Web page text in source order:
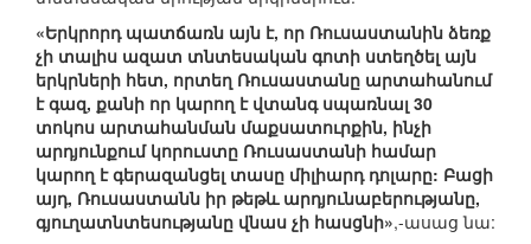
«Երկրորդ պատճառն այն է, որ Ռուսաստանին ձեռք
չի տալիս ազատ տնտեսական գոտի ստեղծել այն
երկրների հետ, որտեղ Ռուսաստանը արտահանում
է գազ, քանի որ կարող է վտանգ սպառնալ 30
տոկոս արտահանման մաքսատուրքին, ինչի
արդյունքում կորուստը Ռուսաստանի համար
կարող է գերազանցել տասը միլիարդ դոլարը: Բացի
այդ, Ռուսաստանն իր թեթև արդյունաբերությանը,
գյուղատնտեսությանը վնաս չի հասցնի»,-ասաց նա: